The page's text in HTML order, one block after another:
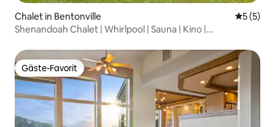
Chalet in Bentonville
5 (5)
Shenandoah Chalet | Whirlpool | Sauna | Kino |
Gäste-Favorit
Gäste-Favorit